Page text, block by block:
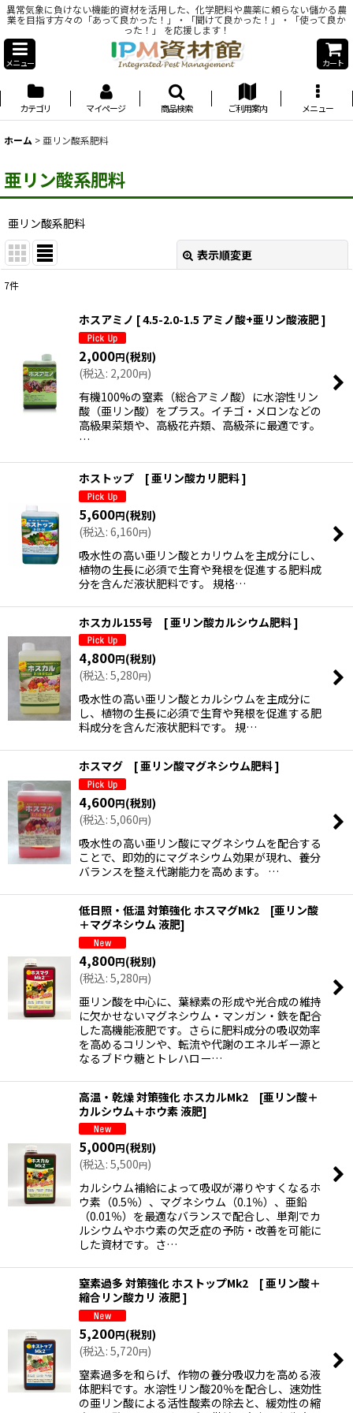
異常気象に負けない機能的資材を活用した、化学肥料や農薬に頼らない儲かる農
業を目指す方々の「あって良かった！」・「聞けて良かった！」・「使って良か
った！」 を応援します！
メニュー カート
カテゴリ マイページ 商品検索 ご利用案内 メニュー
ホーム > 亜リン酸系肥料
亜リン酸系肥料
亜リン酸系肥料
表示順変更
並び順:
絞り込む
7件
ホスアミノ [ 4.5-2.0-1.5 アミノ酸+亜リン酸液肥 ]
2,000円(税別)
(税込: 2,200円)
有機100%の窒素（総合アミノ酸）に水溶性リン
酸（亜リン酸）をプラス。イチゴ・メロンなどの
高級果菜類や、高級花卉類、高級茶に最適です。
…
ホストップ [ 亜リン酸カリ肥料 ]
5,600円(税別)
(税込: 6,160円)
吸水性の高い亜リン酸とカリウムを主成分にし、
植物の生長に必須で生育や発根を促進する肥料成
分を含んだ液状肥料です。 規格…
ホスカル155号 [ 亜リン酸カルシウム肥料 ]
4,800円(税別)
(税込: 5,280円)
吸水性の高い亜リン酸とカルシウムを主成分に
し、植物の生長に必須で生育や発根を促進する肥
料成分を含んだ液状肥料です。 規…
ホスマグ [ 亜リン酸マグネシウム肥料 ]
4,600円(税別)
(税込: 5,060円)
吸水性の高い亜リン酸にマグネシウムを配合する
ことで、即効的にマグネシウム効果が現れ、養分
バランスを整え代謝能力を高めます。 …
低日照・低温 対策強化 ホスマグMk2 [亜リン酸
＋マグネシウム 液肥]
4,800円(税別)
(税込: 5,280円)
亜リン酸を中心に、葉緑素の形成や光合成の維持
に欠かせないマグネシウム・マンガン・鉄を配合
した高機能液肥です。さらに肥料成分の吸収効率
を高めるコリンや、転流や代謝のエネルギー源と
なるブドウ糖とトレハロー…
高温・乾燥 対策強化 ホスカルMk2 [亜リン酸＋
カルシウム＋ホウ素 液肥]
5,000円(税別)
(税込: 5,500円)
カルシウム補給によって吸収が滞りやすくなるホ
ウ素（0.5％）、マグネシウム（0.1％）、亜鉛
（0.01％）を最適なバランスで配合し、単剤でカ
ルシウムやホウ素の欠乏症の予防・改善を可能に
した資材です。さ…
窒素過多 対策強化 ホストップMk2 [ 亜リン酸＋
縮合リン酸カリ 液肥 ]
5,200円(税別)
(税込: 5,720円)
窒素過多を和らげ、作物の養分吸収力を高める液
体肥料です。水溶性リン酸20％を配合し、速効性
の亜リン酸による活性酸素の除去と、緩効性の縮